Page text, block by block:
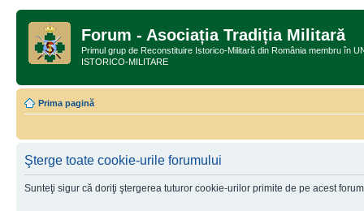
Forum - Asociația Tradiția Militară
Primul grup de Reconstituire Istorico-Militară din România membru în
ISTORICO-MILITARE
Prima pagină
Şterge toate cookie-urile forumului
Sunteţi sigur că doriţi ştergerea tuturor cookie-urilor primite de pe acest